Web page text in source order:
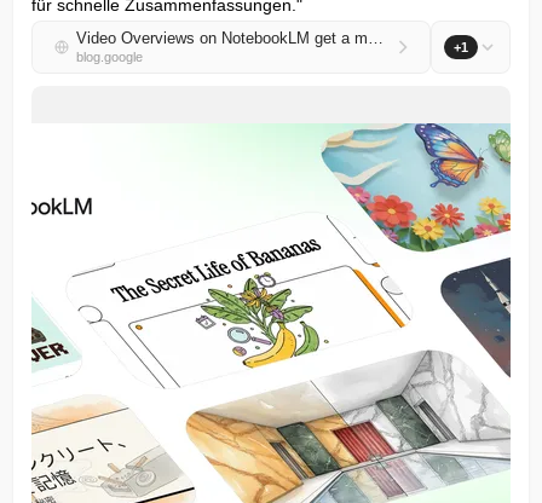
für schnelle Zusammenfassungen."
Video Overviews on NotebookLM get a major upgrade with Nano Banana
blog.google
+1